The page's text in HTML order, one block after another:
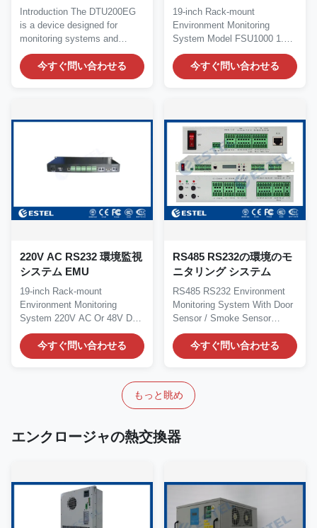
(FSU) DTU200EG
Introduction The DTU200EG
is a device designed for
monitoring systems and
general data...
今すぐ問い合わせる
19-inch Rack-mount
Environment Monitoring
System Model FSU1000 1.
Product Parameter
Demension: W...
今すぐ問い合わせる
220V AC RS232 環境監視
システム EMU
19-inch Rack-mount
Environment Monitoring
System 220V AC Or 48V DC
Power Supply 1.Product
Profile...今すぐ問い合わせる
RS485 RS232の環境のモ
ニタリング システム
RS485 RS232 Environment
Monitoring System With Door
Sensor / Smoke Sensor
Quick Details: Place of...
今すぐ問い合わせる
もっと眺め
エンクロージャの熱交換器